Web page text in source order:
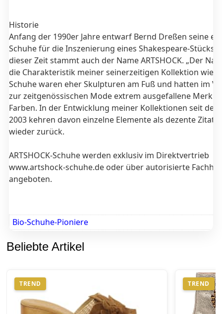
Historie
Anfang der 1990er Jahre entwarf Bernd Dreßen seine
Schuhe für die Inszenierung eines Shakespeare-Stücks.
dieser Zeit stammt auch der Name ARTSHOCK. „Der
die Charakteristik meiner seinerzeitigen Kollektion
Schuhe waren eher Skulpturen am Fuß und hatten im
zur zeitgenössischen Mode extrem ausgefallene
Farben. In der Entwicklung meiner Kollektionen seit dem
2003 kehren davon einzelne Elemente als dezente
wieder zurück.
ARTSHOCK-Schuhe werden exklusiv im Direktvertrieb
www.artshock-schuhe.de oder über autorisierte
angeboten.
Bio-Schuhe-Pioniere
Beliebte Artikel
TREND TREND